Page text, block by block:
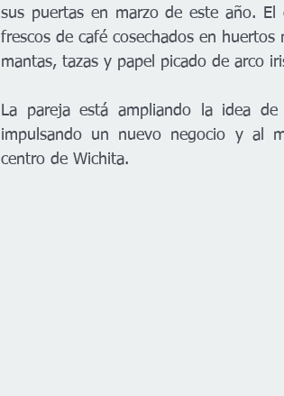
sus puertas en marzo de este año. El
frescos de café cosechados en
mantas, tazas y papel picado de arco
La pareja está ampliando la idea
impulsando un nuevo negocio y al
centro de Wichita.